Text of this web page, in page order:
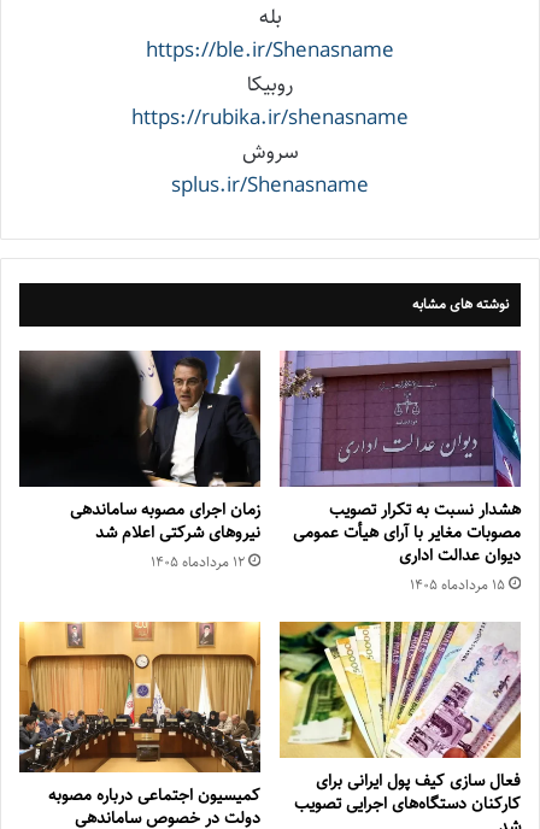
بله
https://ble.ir/Shenasname
روبیکا
https://rubika.ir/shenasname
سروش
splus.ir/Shenasname
نوشته های مشابه
هشدار نسبت به تکرار تصویب
مصوبات مغایر با آرای هیأت عمومی
دیوان عدالت اداری
۱۵ مرداد‌ماه ۱۴۰۵
زمان اجرای مصوبه ساماندهی
نیروهای شرکتی اعلام شد
۱۲ مرداد‌ماه ۱۴۰۵
فعال سازی کیف پول ایرانی برای
کارکنان دستگاه‌های اجرایی تصویب
کمیسیون اجتماعی درباره مصوبه
دولت در خصوص ساماندهی